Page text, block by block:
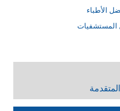
الأطباء
المستشفيات